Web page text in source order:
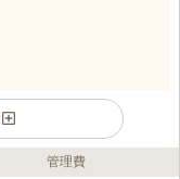
管理費